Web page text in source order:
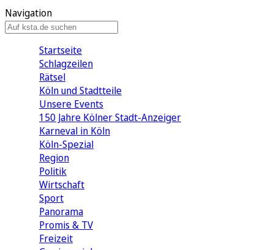
Navigation
Startseite
Schlagzeilen
Rätsel
Köln und Stadtteile
Unsere Events
150 Jahre Kölner Stadt-Anzeiger
Karneval in Köln
Köln-Spezial
Region
Politik
Wirtschaft
Sport
Panorama
Promis & TV
Freizeit